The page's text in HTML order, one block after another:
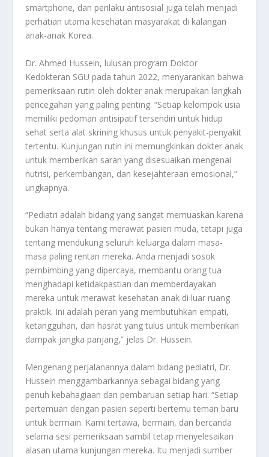
smartphone, dan perilaku antisosial juga telah menjadi
perhatian utama kesehatan masyarakat di kalangan
anak-anak Korea.
Dr. Ahmed Hussein, lulusan program Doktor
Kedokteran SGU pada tahun 2022, menyarankan bahwa
pemeriksaan rutin oleh dokter anak merupakan langkah
pencegahan yang paling penting. “Setiap kelompok usia
memiliki pedoman antisipatif tersendiri untuk hidup
sehat serta alat skrining khusus untuk penyakit-penyakit
tertentu. Kunjungan rutin ini memungkinkan dokter anak
untuk memberikan saran yang disesuaikan mengenai
nutrisi, perkembangan, dan kesejahteraan emosional,”
ungkapnya.
“Pediatri adalah bidang yang sangat memuaskan karena
bukan hanya tentang merawat pasien muda, tetapi juga
tentang mendukung seluruh keluarga dalam masa-
masa paling rentan mereka. Anda menjadi sosok
pembimbing yang dipercaya, membantu orang tua
menghadapi ketidakpastian dan memberdayakan
mereka untuk merawat kesehatan anak di luar ruang
praktik. Ini adalah peran yang membutuhkan empati,
ketangguhan, dan hasrat yang tulus untuk memberikan
dampak jangka panjang,” jelas Dr. Hussein.
Mengenang perjalanannya dalam bidang pediatri, Dr.
Hussein menggambarkannya sebagai bidang yang
penuh kebahagiaan dan pembaruan setiap hari. “Setiap
pertemuan dengan pasien seperti bertemu teman baru
untuk bermain. Kami tertawa, bermain, dan bercanda
selama sesi pemeriksaan sambil tetap menyelesaikan
alasan utama kunjungan mereka. Itu menjadi sumber